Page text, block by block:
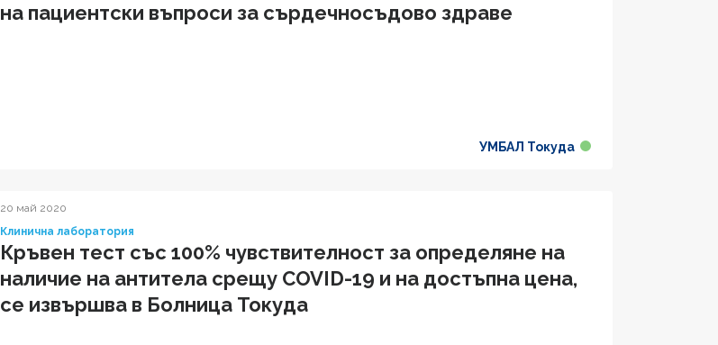
на пациентски въпроси за сърдечносъдово здравe
УМБАЛ Токуда
20 май 2020
Клинична лаборатория
Кръвен тест със 100% чувствителност за определяне на
наличие на антитела срещу COVID-19 и на достъпна цена,
се извършва в Болница Токуда